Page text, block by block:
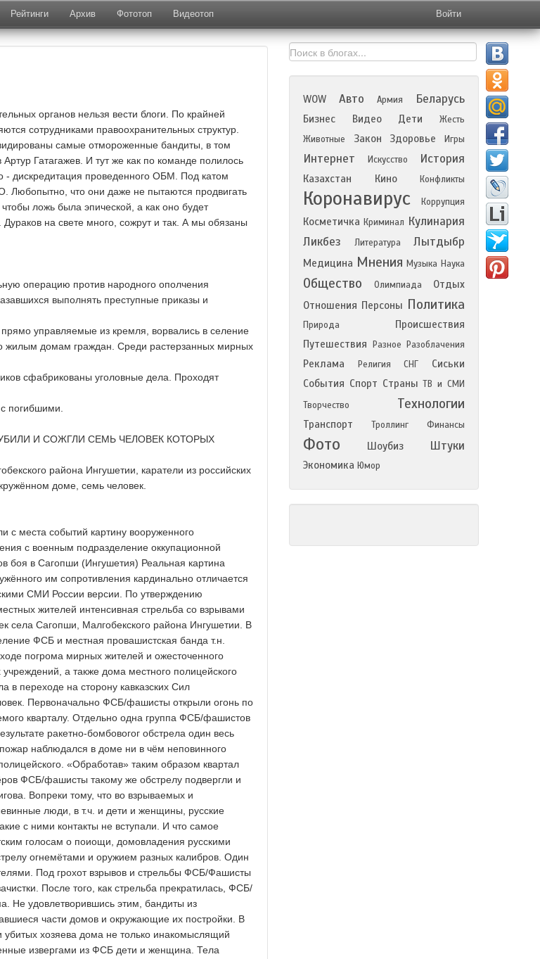
Рейтинги Архив Фототоп Видеотоп Войти
органов нельзя вести блоги. По крайней
сотрудниками правоохранительных структур.
самые отмороженные бандиты, в том
Гатагажев. И тут же как по команде полилось
- дискредитация проведенного ОБМ. Под катом
Любопытно, что они даже не пытаются продвигать
ложь была эпической, а как оно будет
на свете много, сожрут и так. А мы обязаны
операцию против народного ополчения
выполнять преступные приказы и
управляемые из кремля, ворвались в селение
жилым домам граждан. Среди растерзанных мирных
сфабрикованы уголовные дела. Проходят
погибшими.
И СОЖГЛИ СЕМЬ ЧЕЛОВЕК КОТОРЫХ
района Ингушетии, каратели из российских
доме, семь человек.
места событий картину вооруженного
с военным подразделение оккупационной
боя в Сагопши (Ингушетия) Реальная картина
им сопротивления кардинально отличается
СМИ России версии. По утверждению
жителей интенсивная стрельба со взрывами
села Сагопши, Малгобекского района Ингушетии. В
ФСБ и местная провашистская банда т.н.
погрома мирных жителей и ожесточенного
учреждений, а также дома местного полицейского
в переходе на сторону кавказских Сил
Первоначально ФСБ/фашисты открыли огонь по
кварталу. Отдельно одна группа ФСБ/фашистов
ракетно-бомбовогог обстрела один весь
наблюдался в доме ни в чём неповинного
«Обработав» таким образом квартал
ФСБ/фашисты такому же обстрелу подвергли и
Вопреки тому, что во взрываемых и
люди, в т.ч. и дети и женщины, русские
с ними контакты не вступали. И что самое
голосам о поиощи, домовладения русскими
огнемётами и оружием разных калибров. Один
Под грохот взрывов и стрельбы ФСБ/Фашисты
После того, как стрельба прекратилась, ФСБ/
Не удовлетворившись этим, бандиты из
части домов и окружающие их постройки. В
убитых хозяева дома не только инакомыслящий
извергами из ФСБ дети и женщина. Тела
WOW Авто Армия Беларусь
Бизнес Видео Дети
Жесть
Животные
Закон Здоровье Игры
Интернет Искусство История
Казахстан Кино Конфликты
Коронавирус Коррупция
Косметичка Криминал Кулинария
Ликбез
Литература Лытдыбр
Медицина Мнения Музыка Наука
Общество Олимпиада
Отдых
Отношения Персоны Политика
Природа
Происшествия
Путешествия
Разное Разоблачения
Реклама Религия СНГ
Сиськи
События Спорт Страны ТВ и СМИ
Творчество
Технологии
Транспорт Троллинг Финансы
Фото Шоубиз Штуки
Экономика Юмор